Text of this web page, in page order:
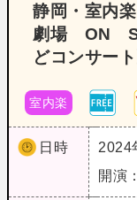
静岡・室内
劇場 ON
どコンサート
室内楽
日時
2024
開演